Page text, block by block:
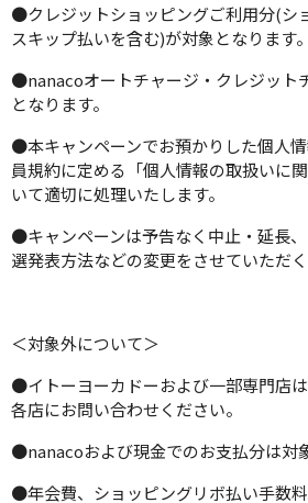
●クレジットショッピングご利用分(シ
スキップ払いを含む)が対象となります。
●nanacoオートチャージ・クレジット
となります。
●本キャンペーンでお預かりした個人
員規約に定める「個人情報の取扱いに
いて適切に処理いたします。
●キャンペーンは予告なく中止・延長
選発表方法などの変更をさせていただ
＜対象外について＞
●イトーヨーカドーおよび一部専門店
各店にお問い合わせください。
●nanacoおよび現金でのお支払分は対
●年会費、ショッピングリボ払い手数